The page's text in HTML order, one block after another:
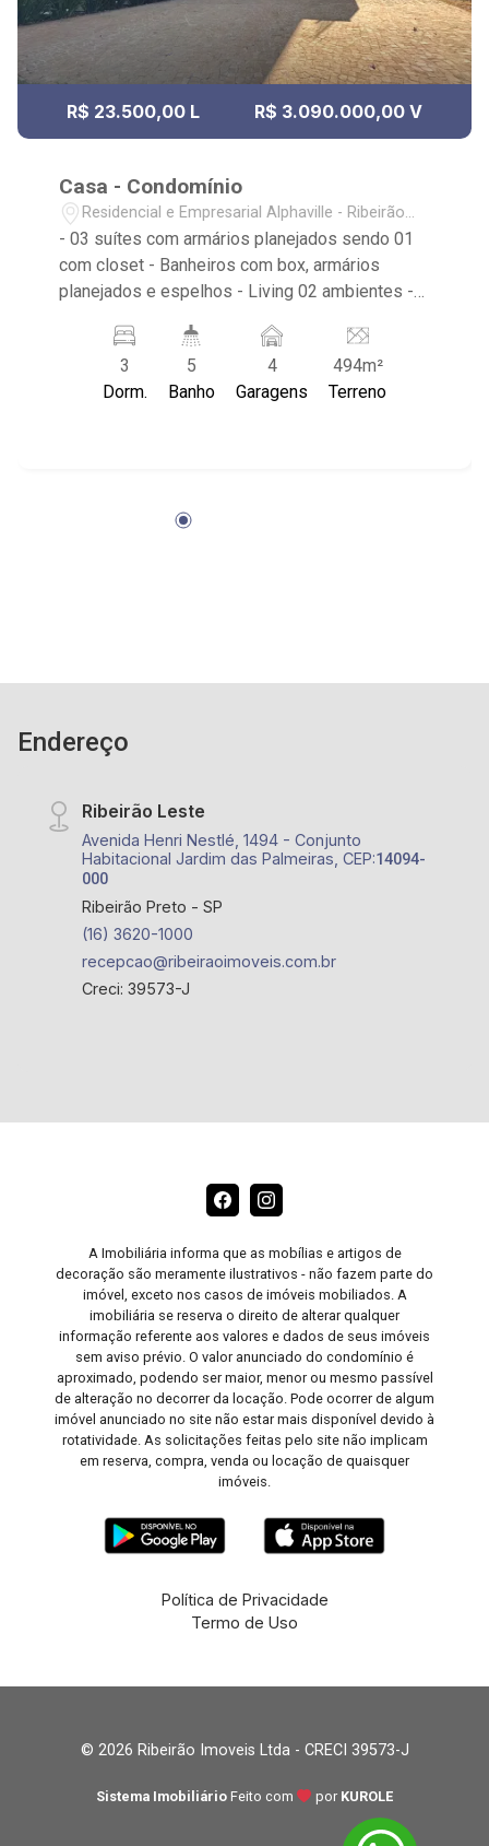
R$ 23.500,00 L R$ 3.090.000,00 V
Casa - Condomínio
Residencial e Empresarial Alphaville - Ribeirão
Preto/SP
- 03 suítes com armários planejados sendo 01
com closet - Banheiros com box, armários
planejados e espelhos - Living 02 ambientes -
planejados - Área de Serviço - Varanda Gourmet
com coifa e armários planejados - Piscina -
Vestiário com box e espelho - 02 corredores
House: Quadras de Tênis, Beach Tênis, Piscina,
Veterinário, Posto Alpha Center, Academia
3
Dorm.
5
Banho
4
Garagens
494m²
Terreno
Endereço
Ribeirão Leste
Avenida Henri Nestlé, 1494 - Conjunto
Habitacional Jardim das Palmeiras, CEP:14094-
000
Ribeirão Preto - SP
(16) 3620-1000
recepcao@ribeiraoimoveis.com.br
Creci: 39573-J
A Imobiliária informa que as mobílias e artigos de
decoração são meramente ilustrativos - não fazem parte do
imóvel, exceto nos casos de imóveis mobiliados. A
imobiliária se reserva o direito de alterar qualquer
informação referente aos valores e dados de seus imóveis
sem aviso prévio. O valor anunciado do condomínio é
aproximado, podendo ser maior, menor ou mesmo passível
de alteração no decorrer da locação. Pode ocorrer de algum
imóvel anunciado no site não estar mais disponível devido à
rotatividade. As solicitações feitas pelo site não implicam
em reserva, compra, venda ou locação de quaisquer
imóveis.
Política de Privacidade
Termo de Uso
© 2026 Ribeirão Imoveis Ltda - CRECI 39573-J
Sistema Imobiliário Feito com por KUROLE